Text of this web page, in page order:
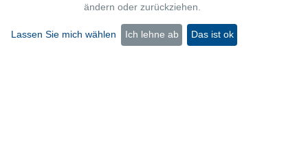
ändern oder zurückziehen.
Lassen Sie mich wählen Ich lehne ab Das ist ok